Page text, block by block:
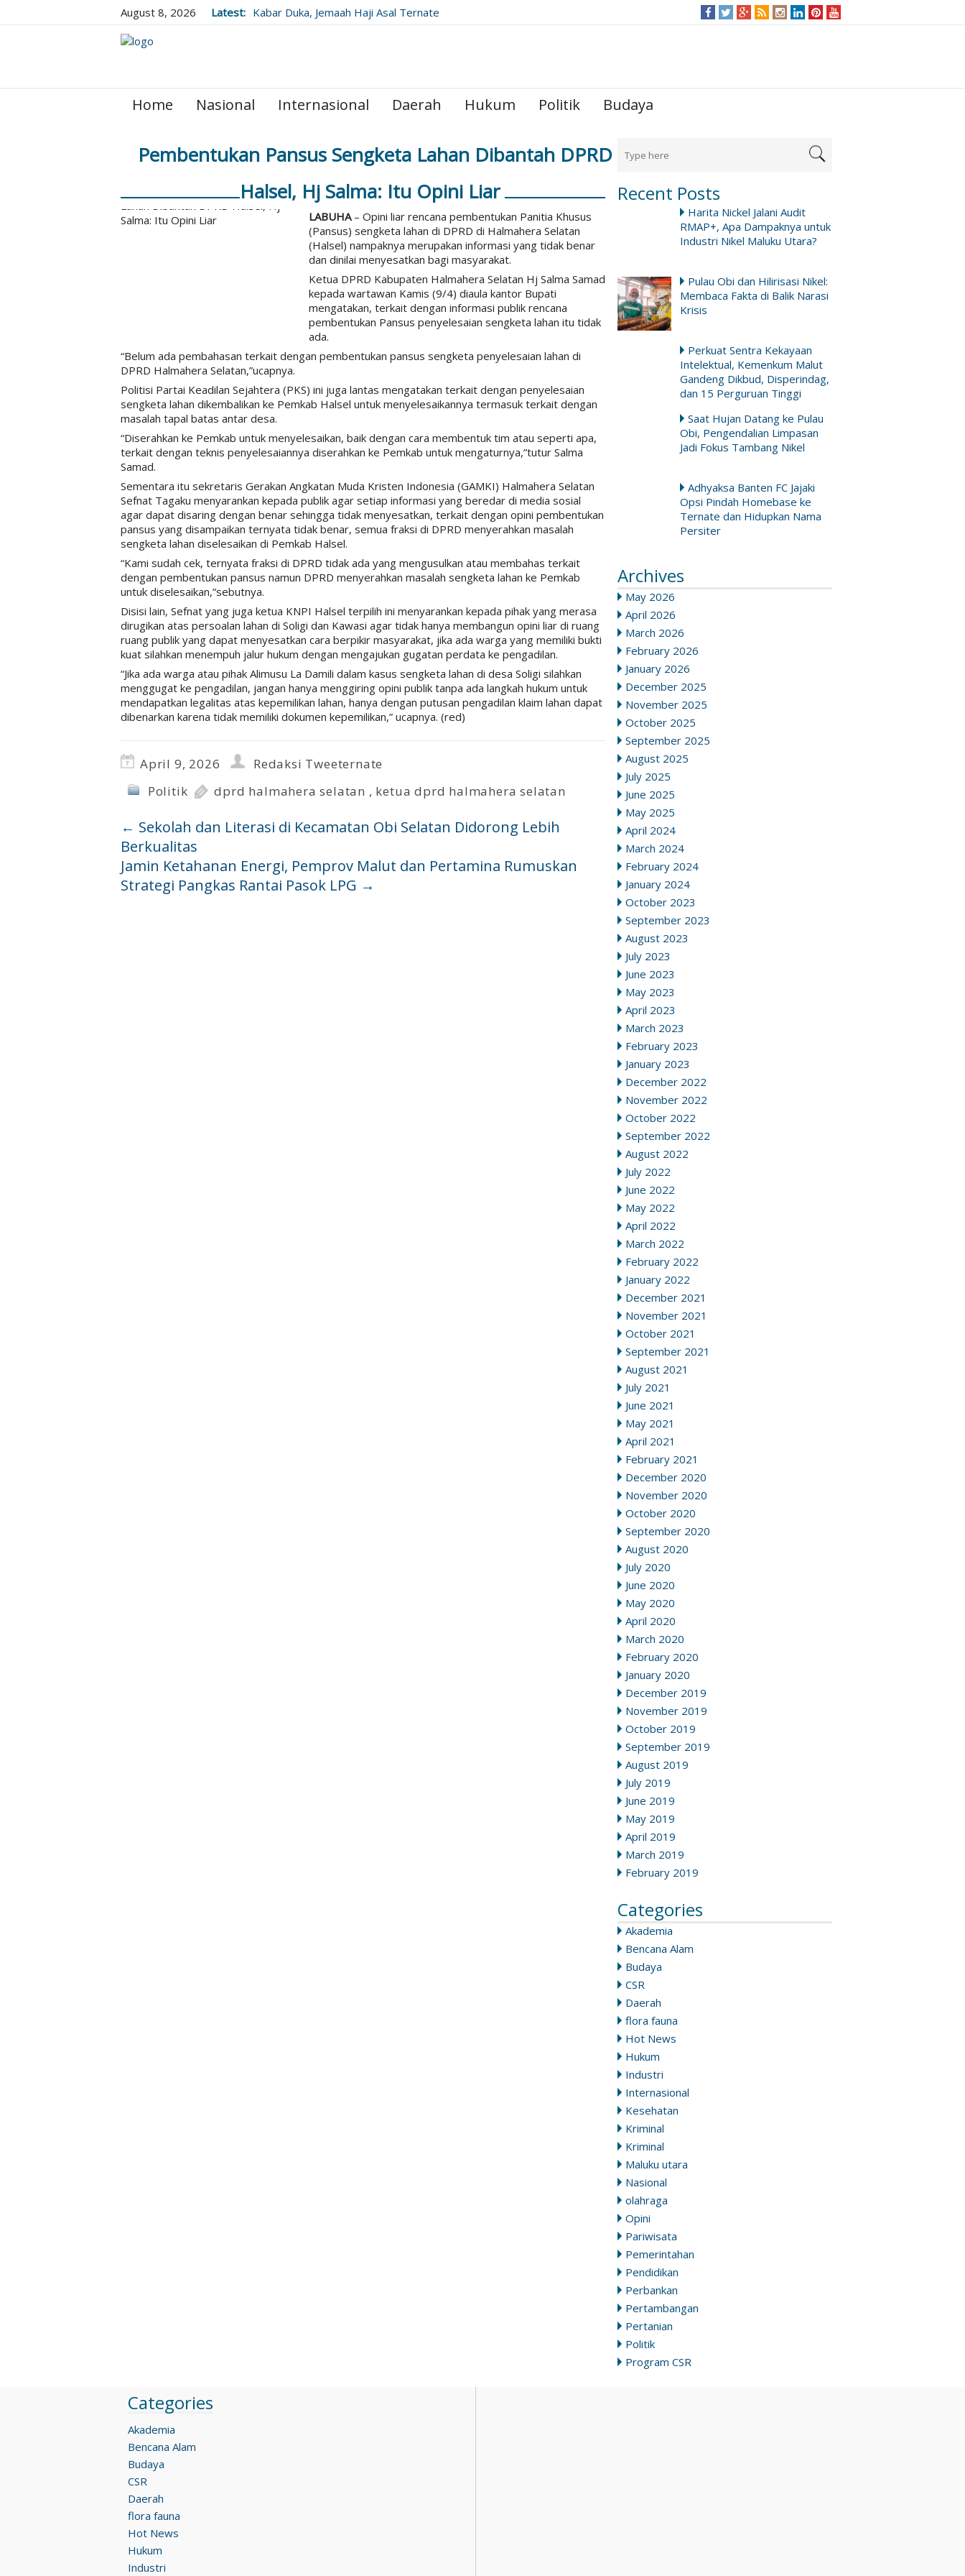
August 8, 2026 Latest: Kabar Duka, Jemaah Haji Asal Ternate
Home Nasional Internasional Daerah Hukum Politik Budaya
Recent Posts
Harita Nickel Jalani Audit
RMAP+, Apa Dampaknya untuk
Industri Nikel Maluku Utara?
Pulau Obi dan Hilirisasi Nikel:
Membaca Fakta di Balik Narasi
Krisis
Perkuat Sentra Kekayaan
Intelektual, Kemenkum Malut
Gandeng Dikbud, Disperindag,
dan 15 Perguruan Tinggi
Saat Hujan Datang ke Pulau
Obi, Pengendalian Limpasan
Jadi Fokus Tambang Nikel
Adhyaksa Banten FC Jajaki
Opsi Pindah Homebase ke
Ternate dan Hidupkan Nama
Persiter
Archives
May 2026
April 2026
March 2026
February 2026
January 2026
December 2025
November 2025
October 2025
September 2025
August 2025
July 2025
June 2025
May 2025
April 2024
March 2024
February 2024
January 2024
October 2023
September 2023
August 2023
July 2023
June 2023
May 2023
April 2023
March 2023
February 2023
January 2023
December 2022
November 2022
October 2022
September 2022
August 2022
July 2022
June 2022
May 2022
April 2022
March 2022
February 2022
January 2022
December 2021
November 2021
October 2021
September 2021
August 2021
July 2021
June 2021
May 2021
April 2021
February 2021
December 2020
November 2020
October 2020
September 2020
August 2020
July 2020
June 2020
May 2020
April 2020
March 2020
February 2020
January 2020
December 2019
November 2019
October 2019
September 2019
August 2019
July 2019
June 2019
May 2019
April 2019
March 2019
February 2019
Categories
Akademia
Bencana Alam
Budaya
CSR
Daerah
flora fauna
Hot News
Hukum
Industri
Internasional
Kesehatan
Kriminal
Kriminal
Maluku utara
Nasional
olahraga
Opini
Pariwisata
Pemerintahan
Pendidikan
Perbankan
Pertambangan
Pertanian
Politik
Program CSR
Pembentukan Pansus Sengketa Lahan Dibantah DPRD
Halsel, Hj Salma: Itu Opini Liar
LABUHA– Opini liar rencana pembentukan Panitia Khusus
(Pansus) sengketa lahan di DPRD di Halmahera Selatan
(Halsel) nampaknya merupakan informasi yang tidak benar
dan dinilai menyesatkan bagi masyarakat.
Ketua DPRD Kabupaten Halmahera Selatan Hj Salma Samad
kepada wartawan Kamis (9/4) diaula kantor Bupati
mengatakan, terkait dengan informasi publik rencana
pembentukan Pansus penyelesaian sengketa lahan itu tidak
ada.
“Belum ada pembahasan terkait dengan pembentukan pansus sengketa penyelesaian lahan di
DPRD Halmahera Selatan,”ucapnya.
Politisi Partai Keadilan Sejahtera (PKS) ini juga lantas mengatakan terkait dengan penyelesaian
sengketa lahan dikembalikan ke Pemkab Halsel untuk menyelesaikannya termasuk terkait dengan
masalah tapal batas antar desa.
“Diserahkan ke Pemkab untuk menyelesaikan, baik dengan cara membentuk tim atau seperti apa,
terkait dengan teknis penyelesaiannya diserahkan ke Pemkab untuk mengaturnya,”tutur Salma
Samad.
Sementara itu sekretaris Gerakan Angkatan Muda Kristen Indonesia (GAMKI) Halmahera Selatan
Sefnat Tagaku menyarankan kepada publik agar setiap informasi yang beredar di media sosial
agar dapat disaring dengan benar sehingga tidak menyesatkan, terkait dengan opini pembentukan
pansus yang disampaikan ternyata tidak benar, semua fraksi di DPRD menyerahkan masalah
sengketa lahan diselesaikan di Pemkab Halsel.
“Kami sudah cek, ternyata fraksi di DPRD tidak ada yang mengusulkan atau membahas terkait
dengan pembentukan pansus namun DPRD menyerahkan masalah sengketa lahan ke Pemkab
untuk diselesaikan,”sebutnya.
Disisi lain, Sefnat yang juga ketua KNPI Halsel terpilih ini menyarankan kepada pihak yang merasa
dirugikan atas persoalan lahan di Soligi dan Kawasi agar tidak hanya membangun opini liar di ruang
ruang publik yang dapat menyesatkan cara berpikir masyarakat, jika ada warga yang memiliki bukti
kuat silahkan menempuh jalur hukum dengan mengajukan gugatan perdata ke pengadilan.
“Jika ada warga atau pihak Alimusu La Damili dalam kasus sengketa lahan di desa Soligi silahkan
menggugat ke pengadilan, jangan hanya menggiring opini publik tanpa ada langkah hukum untuk
mendapatkan legalitas atas kepemilikan lahan, hanya dengan putusan pengadilan klaim lahan dapat
dibenarkan karena tidak memiliki dokumen kepemilikan,” ucapnya. (red)
April 9, 2026
Redaksi Tweeternate
Politik
dprd halmahera selatan , ketua dprd halmahera selatan
← Sekolah dan Literasi di Kecamatan Obi Selatan Didorong Lebih
Berkualitas
Jamin Ketahanan Energi, Pemprov Malut dan Pertamina Rumuskan
Strategi Pangkas Rantai Pasok LPG →
Categories
Akademia
Bencana Alam
Budaya
CSR
Daerah
flora fauna
Hot News
Hukum
Industri